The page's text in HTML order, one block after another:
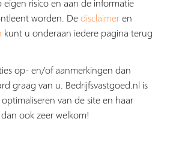
eigen risico en aan de informatie
worden. Dedisclaimeren
kunt u onderaan iedere pagina terug
op- en/of aanmerkingen dan
graag van u. Bedrijfsvastgoed.nl is
van de site en haar
ook zeer welkom!